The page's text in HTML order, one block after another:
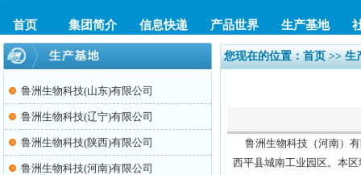
首页 集团简介 信息快递 产品世界 生产基地
鲁洲生物科技(山东)有限公司
鲁洲生物科技(辽宁)有限公司
鲁洲生物科技(陕西)有限公司
鲁洲生物科技(河南)有限公司
您现在的位置：首页>> 生
鲁洲生物科技（河南）有
西平县城南工业园区。本